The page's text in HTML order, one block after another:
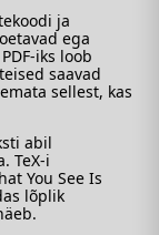
ja
ega
iks loob
saavad
sellest, kas
abil
TeX-i
You See Is
lõplik